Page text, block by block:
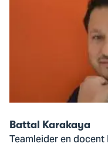
Battal Karakaya
Teamleider en